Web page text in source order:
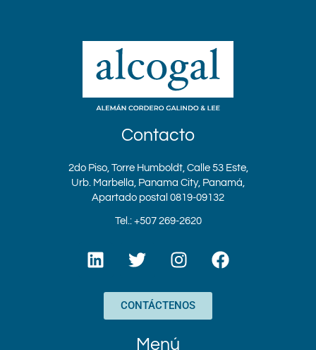
Contacto
2do Piso, Torre Humboldt, Calle 53 Este,
Urb. Marbella, Panama City, Panamá,
Apartado postal 0819-09132
Tel.: +507 269-2620
L
i
e
T
w
t
t
e
I
n
t
a
g
F
a
CONTÁCTENOS
Menú